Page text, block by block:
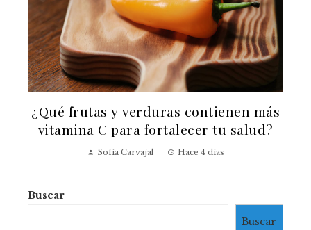
¿Qué frutas y verduras contienen más
vitamina C para fortalecer tu salud?
Sofía Carvajal Hace 4 días
Buscar
Buscar